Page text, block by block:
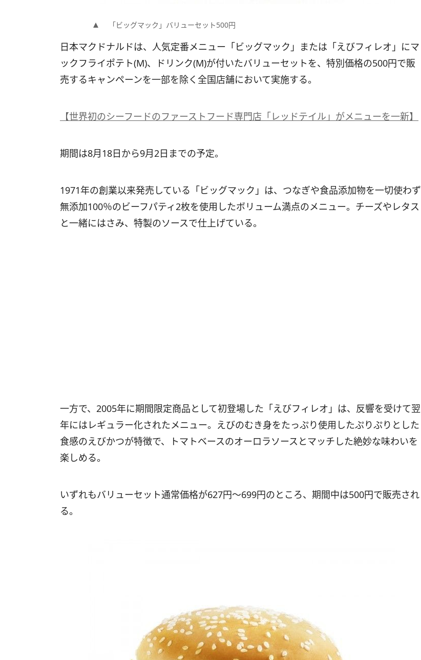
「ビッグマック」バリューセット500円
日本マクドナルドは、人気定番メニュー「ビッグマック」または「えびフィレオ」にマ
ックフライポテト(M)、ドリンク(M)が付いたバリューセットを、特別価格の500円で販
売するキャンペーンを一部を除く全国店舗において実施する。
【世界初のシーフードのファーストフード専門店「レッドテイル」がメニューを一新】
期間は8月18日から9月2日までの予定。
1971年の創業以来発売している「ビッグマック」は、つなぎや食品添加物を一切使わず
無添加100％のビーフパティ2枚を使用したボリューム満点のメニュー。チーズやレタス
と一緒にはさみ、特製のソースで仕上げている。
一方で、2005年に期間限定商品として初登場した「えびフィレオ」は、反響を受けて翌
年にはレギュラー化されたメニュー。えびのむき身をたっぷり使用したぷりぷりとした
食感のえびかつが特徴で、トマトベースのオーロラソースとマッチした絶妙な味わいを
楽しめる。
いずれもバリューセット通常価格が627円～699円のところ、期間中は500円で販売され
る。